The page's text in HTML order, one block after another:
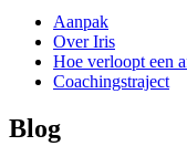
Aanpak
Over Iris
Hoe verloopt een
Coachingstraject
Blog